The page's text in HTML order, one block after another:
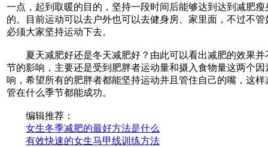
一点，起到取暖的目的，坚持一段时间后能够达到达到减肥瘦
的。目前运动可以去户外也可以去健身房、家里面，不过不管
必须大家坚持运动下去。
夏天减肥好还是冬天减肥好？由此可以看出减肥的效果并
节的影响，主要还是受到肥胖者运动量和摄入食物量这两个因
响，希望所有的肥胖者都能坚持运动并且管住自己的嘴，这样
管在什么季节都能成功。
编辑推荐：
女生冬季减肥的最好方法是什么
有效快速的女生马甲线训练方法